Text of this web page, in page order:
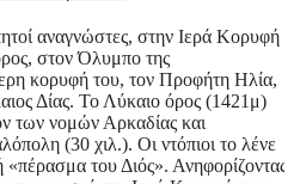
αναγνώστες, στην Ιερά Κορυφή
στον Όλυμπο της
κορυφή του, τον Προφήτη Ηλία,
Δίας. Το Λύκαιο όρος (1421μ)
των νομών Αρκαδίας και
(30 χιλ.). Οι ντόπιοι το λένε
του Διός». Ανηφορίζοντας